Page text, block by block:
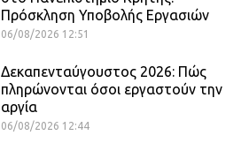
Πρόσκληση Υποβολής Εργασιών
06/08/2026 12:51
Δεκαπενταύγουστος 2026: Πώς
πληρώνονται όσοι εργαστούν την
αργία
06/08/2026 12:44